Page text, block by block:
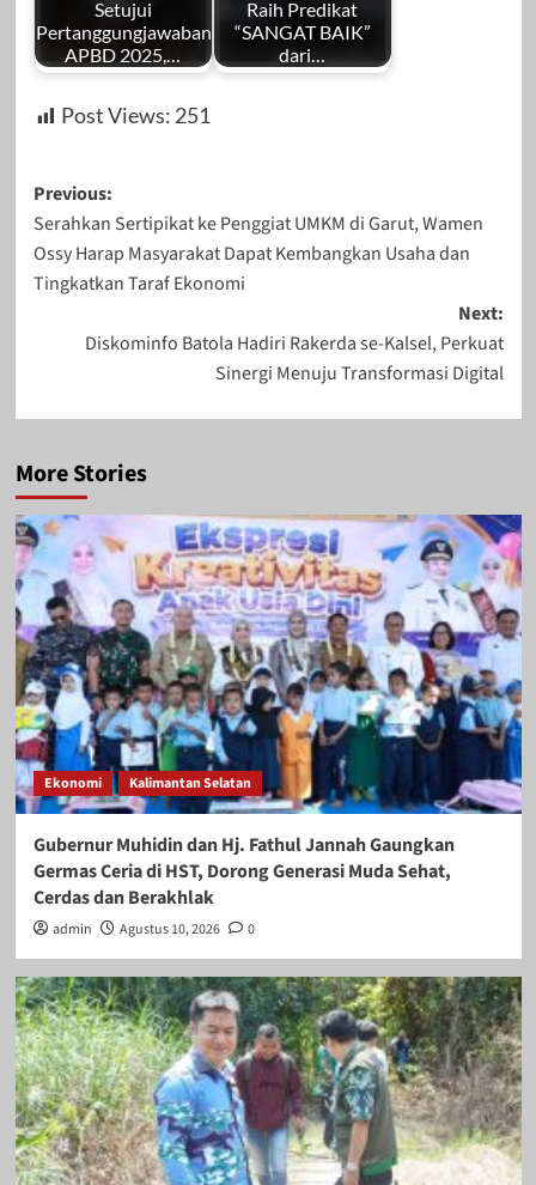
Setujui
Pertanggungjawaban
APBD 2025,…
Raih Predikat
“SANGAT BAIK”
dari…
Post Views: 251
Post
navigation
Previous:
Serahkan Sertipikat ke Penggiat UMKM di Garut, Wamen
Ossy Harap Masyarakat Dapat Kembangkan Usaha dan
Tingkatkan Taraf Ekonomi
Next:
Diskominfo Batola Hadiri Rakerda se-Kalsel, Perkuat
Sinergi Menuju Transformasi Digital
More Stories
Ekonomi Kalimantan Selatan
Gubernur Muhidin dan Hj. Fathul Jannah Gaungkan
Germas Ceria di HST, Dorong Generasi Muda Sehat,
Cerdas dan Berakhlak
admin Agustus 10, 2026 0